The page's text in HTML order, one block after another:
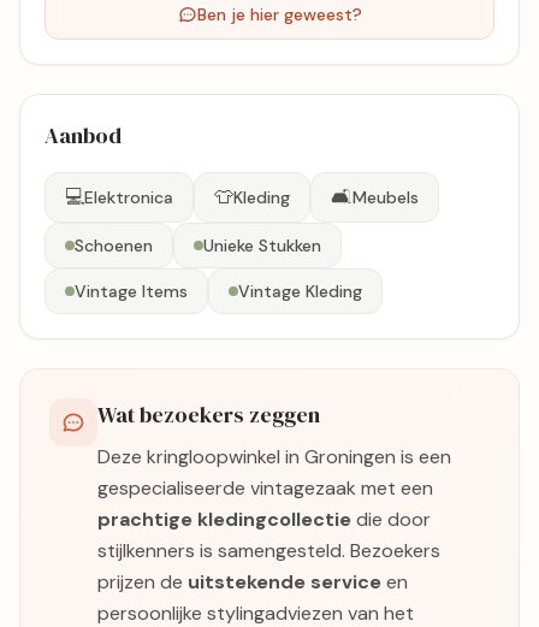
Ben je hier geweest?
Aanbod
💻Elektronica 👕Kleding 🛋️Meubels
Schoenen Unieke Stukken
Vintage Items Vintage Kleding
Wat bezoekers zeggen
Deze kringloopwinkel in Groningen is een
gespecialiseerde vintagezaak met een
prachtige kledingcollectiedie door
stijlkenners is samengesteld. Bezoekers
prijzen de uitstekende serviceen
persoonlijke stylingadviezen van het